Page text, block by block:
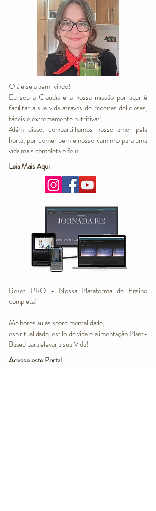
Olá e seja bem-vindo!
Eu sou a Claudia e a nossa missão por aqui é
facilitar a sua vida através de receitas deliciosas,
fáceis e extremamente nutritivas!
Além disso, compartilhamos nosso amor pela
horta, por comer bem e nosso caminho para uma
vida mais completa e feliz.
Leia Mais Aqui
Reset PRO - Nossa Plataforma de Ensino
completa!
Melhores aulas sobre mentalidade,
espiritualidade, estilo de vida e alimentação Plant-
Based para elevar a sua Vida!
Acesse este Portal